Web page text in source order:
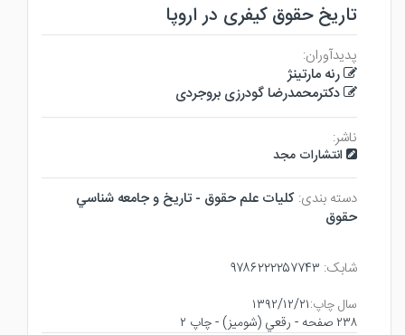
تاریخ حقوق کیفری در اروپا
پدیدآوران:
رنه مارتینژ
دکترمحمدرضا گودرزی بروجردی
ناشر:
انتشارات مجد
دسته بندی: كليات علم حقوق - تاريخ و جامعه شناسي
حقوق
شابک: ۹۷۸۶۲۲۲۲۵۷۷۴۳
سال چاپ:۱۳۹۲/۱۲/۲۱
۲۳۸ صفحه - رقعي (شوميز) - چاپ ۲